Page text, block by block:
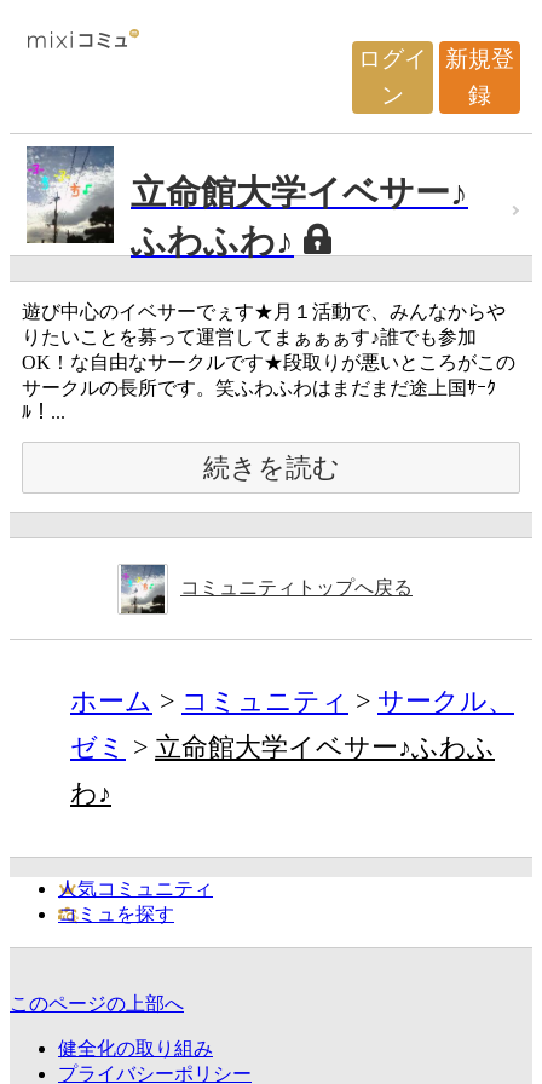
ログイ
ン
新規登
録
立命館大学イベサー♪
ふわふわ♪
遊び中心のイベサーでぇす★月１活動で、みんなからや
りたいことを募って運営してまぁぁぁす♪誰でも参加
OK！な自由なサークルです★段取りが悪いところがこの
サークルの長所です。笑ふわふわはまだまだ途上国ｻｰｸ
ﾙ！...
続きを読む
コミュニティトップへ戻る
ホーム コミュニティ
サークル、
ゼミ
立命館大学イベサー♪ふわふ
わ♪
人気コミュニティ
コミュを探す
このページの上部へ
健全化の取り組み
プライバシーポリシー